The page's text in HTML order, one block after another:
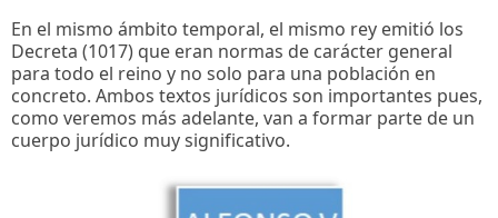
En el mismo ámbito temporal, el mismo rey emitió los
Decreta (1017) que eran normas de carácter general
para todo el reino y no solo para una población en
concreto. Ambos textos jurídicos son importantes pues,
como veremos más adelante, van a formar parte de un
cuerpo jurídico muy significativo.